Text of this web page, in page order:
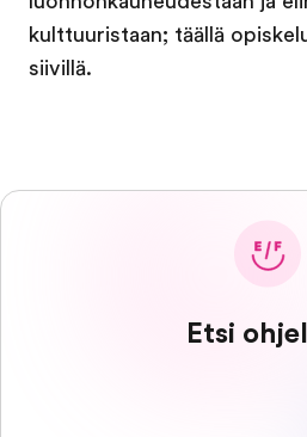
kulttuuristaan; täällä
siivillä.
Etsi